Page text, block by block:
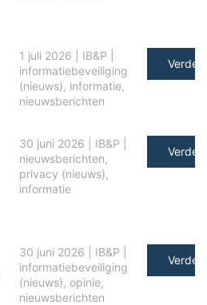
1 juli 2026 IB&P
informatiebeveiliging
(nieuws), informatie,
nieuwsberichten
Verder
30 juni 2026 IB&P
nieuwsberichten,
privacy (nieuws),
informatie
Verder
30 juni 2026 IB&P
informatiebeveiliging
(nieuws), opinie,
nieuwsberichten
Verder